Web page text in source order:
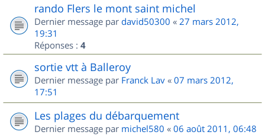
rando Flers le mont saint michel
Dernier message par david50300 « 27 mars 2012,
19:31
Réponses : 4
sortie vtt à Balleroy
Dernier message par Franck Lav « 07 mars 2012,
17:51
Les plages du débarquement
Dernier message par michel580 « 06 août 2011, 06:48